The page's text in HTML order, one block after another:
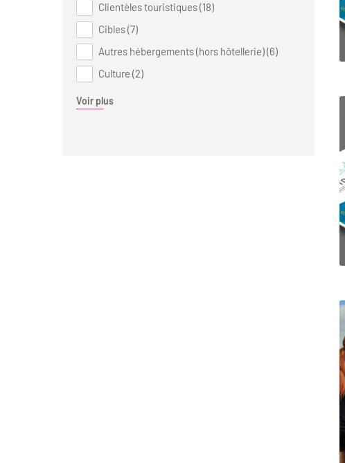
Clientèles touristiques (18)
Cibles (7)
Autres hébergements (hors hôtellerie) (6)
Culture (2)
Voir plus